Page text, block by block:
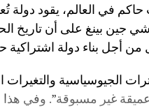
في العالم، يقود دولة تُعد
جين بينغ على أن تاريخ
من أجل بناء دولة
الجيوسياسية والتغيرات
عميقة غير مسبوقة”. وفي